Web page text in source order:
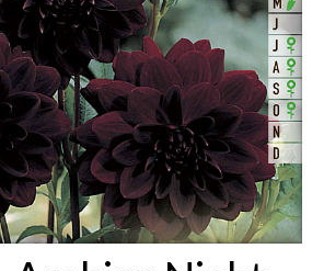
d’Antan